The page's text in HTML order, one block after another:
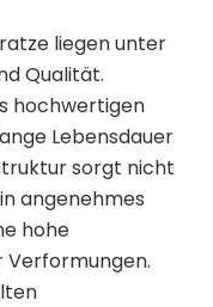
liegen unter
Qualität.
hochwertigen
Lebensdauer
sorgt nicht
angenehmes
hohe
Verformungen.